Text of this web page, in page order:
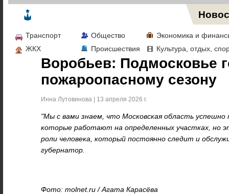
Транспорт Общество
Экономика и
ЖКХ
Происшествия Культура, отдых,
Воробьев: Подмосковье
пожароопасному сезону
Инна Лутовинова | 13 апреля 2026 г.
"Мы с вами знаем, что Московская область успешно
которые работают на определенных участках, но
роли человека, который постоянно следит и
губернатор.
Фото: molnet.ru / Агата Карасёва